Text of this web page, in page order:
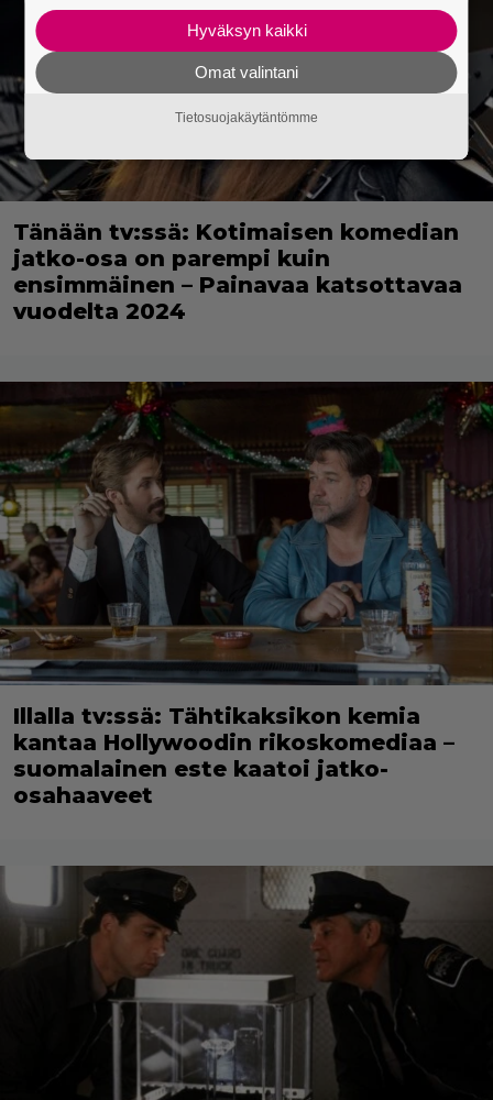
Tänään tv:ssä: Kotimaisen komedian
jatko-osa on parempi kuin
ensimmäinen – Painavaa katsottavaa
vuodelta 2024
Illalla tv:ssä: Tähtikaksikon kemia
kantaa Hollywoodin rikoskomediaa –
suomalainen este kaatoi jatko-
osahaaveet
Hyväksyn kaikki
Omat valintani
Tietosuojakäytäntömme